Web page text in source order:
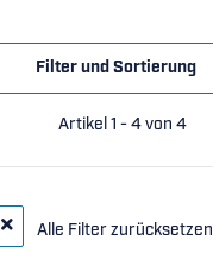
Filter und Sortierung
Artikel 1 - 4 von 4
Alle Filter zurücksetzen